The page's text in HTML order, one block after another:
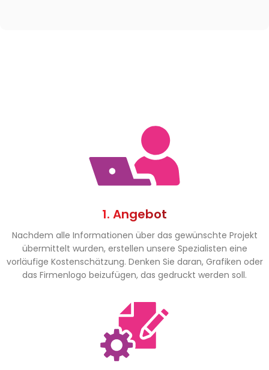
1. Angebot
Nachdem alle Informationen über das gewünschte Projekt
übermittelt wurden, erstellen unsere Spezialisten eine
vorläufige Kostenschätzung. Denken Sie daran, Grafiken oder
das Firmenlogo beizufügen, das gedruckt werden soll.